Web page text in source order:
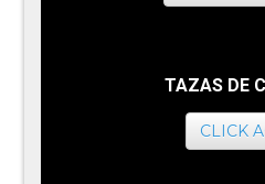
TAZAS DE
CLICK